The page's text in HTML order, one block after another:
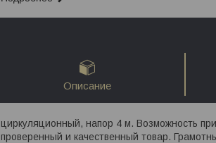
Описание
циркуляционный, напор 4 м. Возможность
проверенный и качественный товар.